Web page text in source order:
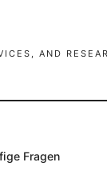
AND
Fragen